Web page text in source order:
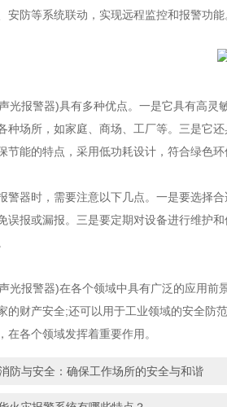
安防等系统联动，实现远程监控和报警功能
光报警器)具有多种优点。一是它具有高灵
种场所，如家庭、商场、工厂等。三是它
节能的特点，采用低功耗设计，符合绿色环
器时，需要注意以下几点。一是要选择合
误报或漏报。三是要定期对设备进行维护
报警器)在各个领域中具有广泛的应用前
的财产安全;还可以用于工业领域的安全防
在各个领域发挥着重要作用。
防与安全：确保工作场所的安全与和谐